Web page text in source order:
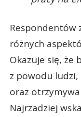
Respondentów
różnych
Okazuje się, że
z powodu
oraz
Najrzadziej